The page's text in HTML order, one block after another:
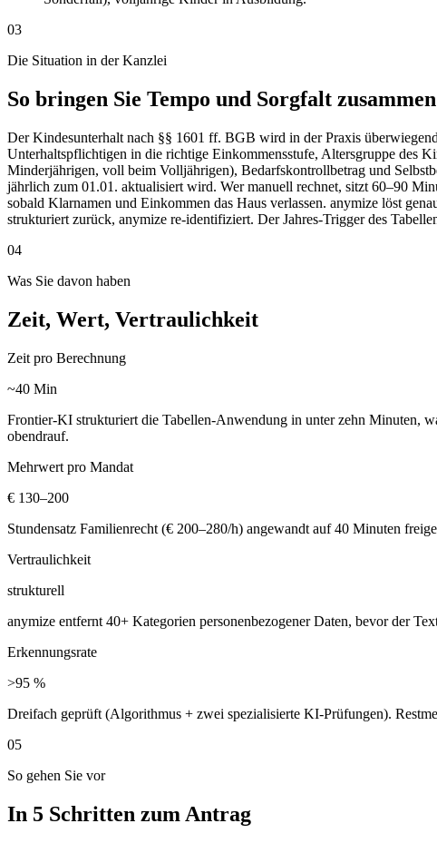
03
Die Situation in der Kanzlei
So bringen Sie Tempo und Sorgfalt zusammen
Der Kindesunterhalt nach §§ 1601 ff. BGB wird in der Praxis
Unterhaltspflichtigen in die richtige Einkommensstufe, Altersgruppe des
Minderjährigen, voll beim Volljährigen), Bedarfskontrollbetrag und
jährlich zum 01.01. aktualisiert wird. Wer manuell rechnet, sitzt 60–90
sobald Klarnamen und Einkommen das Haus verlassen. anymize löst
strukturiert zurück, anymize re-identifiziert. Der Jahres-Trigger des
04
Was Sie davon haben
Zeit, Wert, Vertraulichkeit
Zeit pro Berechnung
~40 Min
Frontier-KI strukturiert die Tabellen-Anwendung in unter zehn Minuten,
obendrauf.
Mehrwert pro Mandat
€ 130–200
Stundensatz Familienrecht (€ 200–280/h) angewandt auf 40 Minuten
Vertraulichkeit
strukturell
anymize entfernt 40+ Kategorien personenbezogener Daten, bevor der
Erkennungsrate
>95 %
Dreifach geprüft (Algorithmus + zwei spezialisierte KI-Prüfungen).
05
So gehen Sie vor
In 5 Schritten zum Antrag